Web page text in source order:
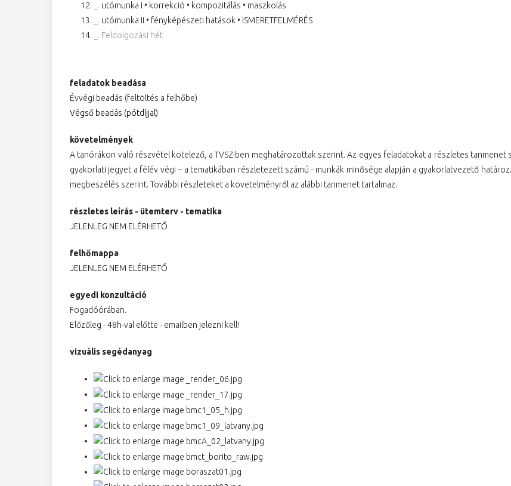
_. utómunka I • korrekció • kompozitálás • maszkolás
_. utómunka II • fényképészeti hatások • ISMERETFELMÉRÉS
_. Feldolgozási hét
feladatok beadása
Évvégi beadás (feltöltés a felhőbe)
Végső beadás (pótdíjjal)
követelmények
A tanórákon való részvétel kötelező, a TVSZ-ben meghatározottak szerint. Az egyes feladatokat a részletes
gyakorlati jegyet a félév végi – a tematikában részletezett számú - munkák minősége alapján a gyakorlatvezető
megbeszélés szerint. További részleteket a követelményről az alábbi tanmenet tartalmaz.
részletes leírás - ütemterv - tematika
JELENLEG NEM ELÉRHETŐ
felhőmappa
JELENLEG NEM ELÉRHETŐ
egyedi konzultáció
Fogadóórában.
Előzőleg - 48h-val előtte - emailben jelezni kell!
vizuális segédanyag